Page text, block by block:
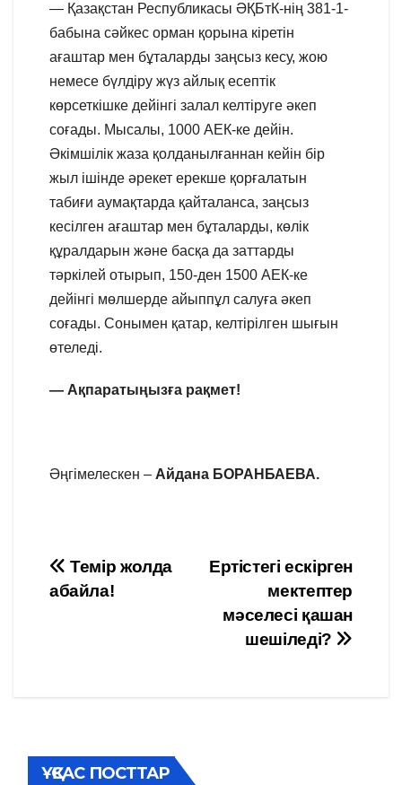
— Қазақстан Республикасы ӘҚБтК-нің 381-1-
бабына сәйкес орман қорына кіретін
ағаштар мен бұталарды заңсыз кесу, жою
немесе бүлдіру жүз айлық есептік
көрсеткішке дейінгі залал келтіруге әкеп
соғады. Мысалы, 1000 АЕК-ке дейін.
Әкiмшiлiк жаза қолданылғаннан кейiн бiр
жыл iшiнде әрекет ерекше қорғалатын
табиғи аумақтарда қайталанса, заңсыз
кесiлген ағаштар мен бұталарды, көлiк
құралдарын және басқа да заттарды
тәркiлей отырып, 150-ден 1500 АЕК-ке
дейiнгi мөлшерде айыппұл салуға әкеп
соғады. Сонымен қатар, келтірілген шығын
өтеледі.
— Ақпаратыңызға рақмет!
Әңгімелескен – Айдана БОРАНБАЕВА.
Навигация
Ертістегі ескірген
мектептер
мәселесі қашан
шешіледі?
Темір жолда
абайла!
ҰҚСАС ПОСТТАР